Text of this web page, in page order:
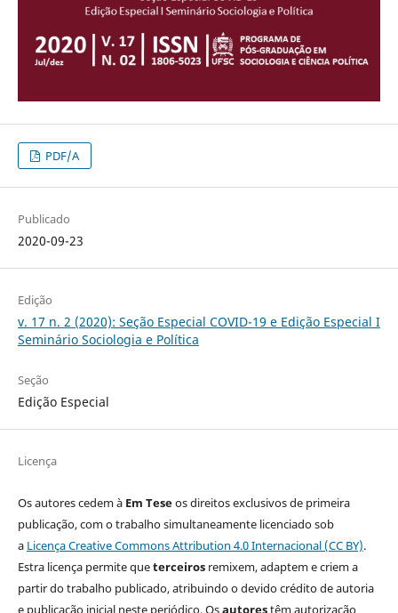
PDF/A
Publicado
2020-09-23
Edição
v. 17 n. 2 (2020): Seção Especial COVID-19 e Edição Especial I
Seminário Sociologia e Política
Seção
Edição Especial
Licença
Os autores cedem à Em Teseos direitos exclusivos de primeira
publicação, com o trabalho simultaneamente licenciado sob
a Licença Creative Commons Attribution 4.0 Internacional (CC BY).
Estra licença permite queterceirosremixem, adaptem e criem a
partir do trabalho publicado, atribuindo o devido crédito de autoria
e publicação inicial neste periódico. Osautorestêm autorização